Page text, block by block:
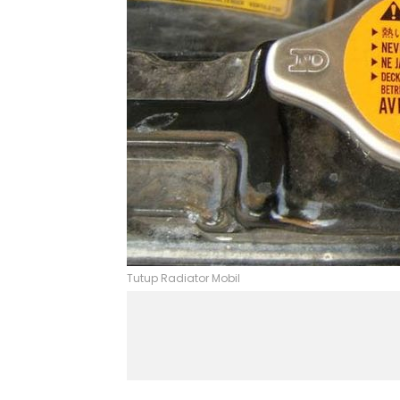
Tutup Radiator Mobil